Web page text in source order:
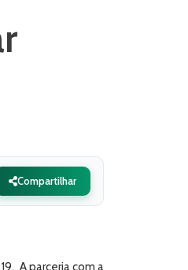
Compartilhar
A parceria com a